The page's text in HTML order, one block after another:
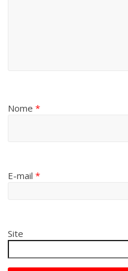
Nome*
E-mail*
Site